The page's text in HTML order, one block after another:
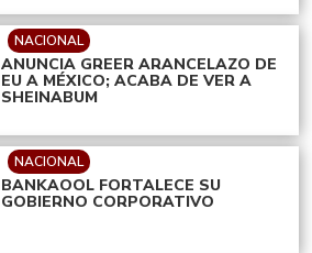
NACIONAL
ANUNCIA GREER ARANCELAZO DE
EU A MÉXICO; ACABA DE VER A
SHEINABUM
NACIONAL
BANKAOOL FORTALECE SU
GOBIERNO CORPORATIVO